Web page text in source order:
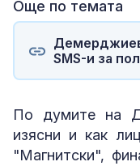
Още по темата
SMS-и за
По думите на
изясни и как
"Магнитски",